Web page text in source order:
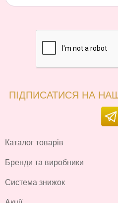
ПІДПИСАТИСЯ НА
Каталог товарів
Бренди та виробники
Система знижок